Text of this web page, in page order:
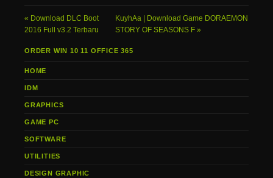
Download DLC Boot
2016 Full v3.2 Terbaru
KuyhAa | Download Game DORAEMON
STORY OF SEASONS F
ORDER WIN 10 11 OFFICE 365
HOME
IDM
GRAPHICS
GAME PC
SOFTWARE
UTILITIES
DESIGN GRAPHIC